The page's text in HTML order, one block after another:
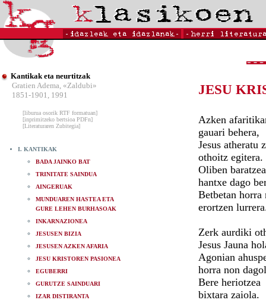
Kantikak eta neurtitzak
Gratien Adema, «Zaldubi»
1851-1901, 1991
[liburua osorik RTF formatuan]
[inprimitzeko bertsioa PDFn]
[Literaturaren Zubitegia]
I. KANTIKAK
BADA JAINKO BAT
TRINITATE SAINDUA
AINGERUAK
MUNDUAREN HASTEA ETA
GURE LEHEN BURHASOAK
INKARNAZIONEA
JESUSEN BIZIA
JESUSEN AZKEN AFARIA
JESU KRISTOREN PASIONEA
EGUBERRI
GURUTZE SAINDUARI
IZAR DISTIRANTA
JESU
Azken
gauari behera,
Jesus atheratu
othoitz egitera.
Oliben
hantxe dago
Betbetan horra
erortzen
Zerk aurdiki
Jesus Jauna
Agonian
horra non
Bere heriotzea
bixtara zaiola.